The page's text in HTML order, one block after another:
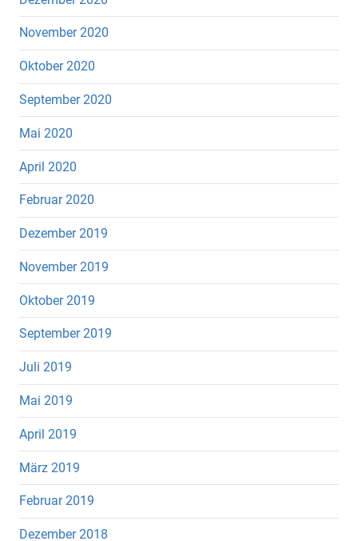
November 2020
Oktober 2020
September 2020
Mai 2020
April 2020
Februar 2020
Dezember 2019
November 2019
Oktober 2019
September 2019
Juli 2019
Mai 2019
April 2019
März 2019
Februar 2019
Dezember 2018